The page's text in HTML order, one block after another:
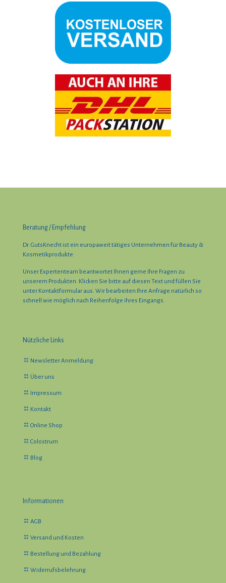
Beratung / Empfehlung
Dr. GutsKnecht ist ein europaweit tätiges Unternehmen für Beauty &
Kosmetikprodukte
Unser Expertenteam beantwortet Ihnen gerne Ihre Fragen zu
unserem Produkten. Klicken Sie bıtte auf diesen Text und füllen Sie
unter Kontaktformular aus. Wir bearbeiten Ihre Anfrage natürlich so
schnell wie möglich nach Reihenfolge ihres Eingangs.
Nützliche Links
Newsletter Anmeldung
Über uns
Impressum
Kontakt
Online Shop
Colostrum
Blog
Informationen
AGB
Versand und Kosten
Bestellung und Bezahlung
Widerrufsbelehrung